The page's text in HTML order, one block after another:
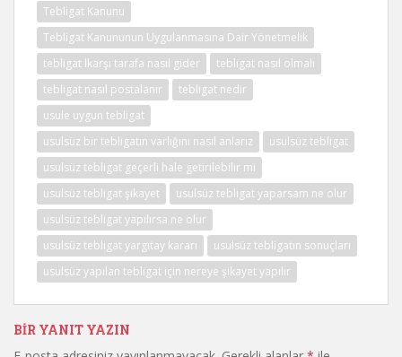
Tebligat Kanunu
Tebligat Kanununun Uygulanmasına Dair Yönetmelik
tebligat lkarşı tarafa nasıl gider
tebligat nasıl olmalı
tebligat nasıl postalanır
tebligat nedir
usule uygun tebligat
usulsüz bir tebligatın varlığını nasıl anlarız
usulsüz tebligat
usulsüz tebligat geçerli hale getirilebilir mi
usulsüz tebligat şikayet
usulsüz tebligat yaparsam ne olur
usulsüz tebligat yapılırsa ne olur
usulsüz tebligat yargıtay kararı
usulsüz tebligatın sonuçları
usulsüz yapılan tebligat için nereye şikayet yapılır
BIR YANIT YAZIN